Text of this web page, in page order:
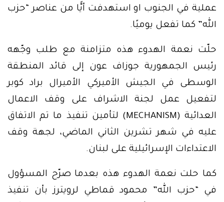
عملية في الجنوب او استهدفت أيًّا من عناصر “حزب
الله” كما تفعل يوميًا.
حلّت نعمة الهدوء هذه متزامنة مع طلب وجّهه
رئيس الجمهورية جوزاف عون إلى قائد المنطقة
الوسطى في الجيش الأميركي الأميرال براد كوبر
لتفعيل عمل لجنة الاشراف على وقف الاعمال
العدائية (MECHANISM) لتأمين تنفيذ ما تم الاتفاق
عليه في شهر تشرين الثاني الماضي، لجهة وقف
الاعتداءات الإسرائيلية على لبنان.
كما حلت نعمة الهدوء هذه بعدما صرّح المسؤول
في “حزب الله” محمود قماطي لرويترز بأن تنفيذ